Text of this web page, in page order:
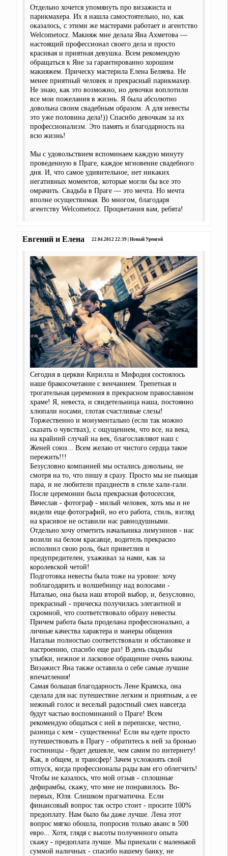
Отдельно хочется упомянуть про визажиста и
парикмахера. Их я нашла самостоятельно, но, как
оказалось, с этими же мастерами работает и агентство
Welcometocz. Макияж мне делала Яна Ахметова —
настоящий профессионал своего дела и просто
красивая и приятная девушка. Всем рекомендую
обращаться к Яне за гарантированно хорошим
макияжем. Прическу мастерила Елена Беляева. Не
менее приятный человек и прекрасный парикмахер.
Не знаю, как это возможно, но девочки воплотили
все мои пожелания в жизнь. Я была абсолютно
довольна своим свадебным образом. А для невесты
это уже половина дела!)) Спасибо девочкам за их
профессионализм. Это память и благодарность на
всю жизнь!
Мы с удовольствием вспоминаем каждую минуту
проведенную в Праге, каждое мгновение свадебного
дня. И, что самое удивительное, нет никаких
негативных моментов, которые могли бы все это
омрачить. Свадьба в Праге — это мечта. Но мечта
вполне осуществимая. Во многом, благодаря
агентству Welcometocz. Процветания вам, ребята!
Евгений и Елена 22.04.2012 22:39 | Новый Уренгой
Сегодня в церкви Кирилла и Мифодия состоялось
наше бракосочетание с венчанием. Трепетная и
трогательная церемония в прекрасном православном
храме! Я, невеста, и свидетельница наша, постоянно
хлюпали носами, глотая счастливые слезы!
Торжественно и монументально (если так можно
сказать о чувствах), с ощущением, что все, на века,
на крайний случай на век, благославляют наш с
Женей союз... Всем желаю от чистого сердца такое
пережить!!!
Безусловно компанией мы остались довольны, не
смотря на то, что пишу я сразу. Просто мы не пьющая
пара, и не любители празднеств в стиле хали-гали.
После церемонии была прекрасная фотосессия,
Вячеслав - фотограф - милый человек, хоть мы и не
видели еще фотографий, но его работа, стиль, взгляд
на красивое не оставили нас равнодушными.
Отдельно хочу отметить начальника лимузинов - нас
возили на белом красавце, водитель прекрасно
исполнил свою роль, был приветлив и
предупредителен, ухаживал за нами, как за
королевской четой!
Подготовка невесты была тоже на уровне: хочу
поблагодарить и волшебницу над волосами -
Наталью, она была наш второй выбор, и, безусловно,
прекрасный - прическа получилась элегантной и
скромной, что соответствовало образу невесты.
Причем работа была проделана профессионально, а
личные качества характера и манеры общения
Натальи полностью соответствовали и обстановке и
настроению, спасибо еще раз! В день свадьбы
улыбки, нежное и ласковое обращение очень важны.
Визажист Яна также оставила о себе самые лучшие
впечатления!
Самая большая благодарность Лене Крамска, она
сделала для нас путешествие легким и приятным, а ее
нежный голос и веселый радостный смех навсегда
будут частью воспоминаний о Праге! Всем
рекомендую общаться с ней в переписке, честно,
разница с кем - существенна! Если вы едете просто
путешествовать в Прагу - обратитесь к ней за бронью
гостиницы - будет дешевле, чем самим по интернету!
Как, в общем, и трансфер! Зачем усложнять свой
отпуск, когда профессионалы рады вам его облегчить!
Чтобы не казалось, что мой отзыв - сплошные
дефирамбы, скажу, что мне не понравилось. Во-
первых, Юля. Слишком прагматична. Если
финансовый вопрос так остро стоит - просите 100%
предоплату. Нам было бы даже лучше. Лена этот
вопрос мягко обошла, попросив только аванс в 500
евро... Хотя, глядя с высоты полученного опыта
скажу - предоплата лучше. Мы приехали с маленькой
суммой наличных - спасибо нашему банку, не